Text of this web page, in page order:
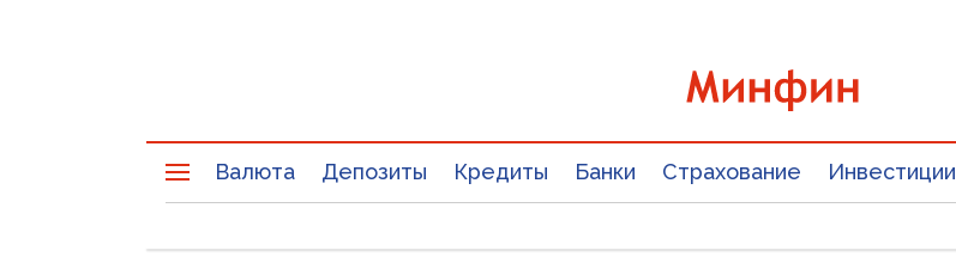
Валюта Депозиты Кредиты Банки Страхование Инвестиции